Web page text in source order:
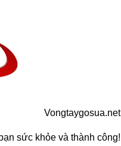
Vongtaygosua.net
sức khỏe và thành công!